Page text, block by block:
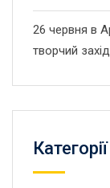
26 червня в
творчий
Категорії